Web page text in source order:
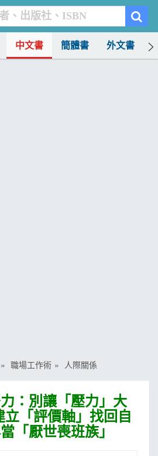
中文書 簡體書 外文書
職場工作術 人際關係
：別讓「壓力」大
「評價軸」找回自
「厭世喪班族」